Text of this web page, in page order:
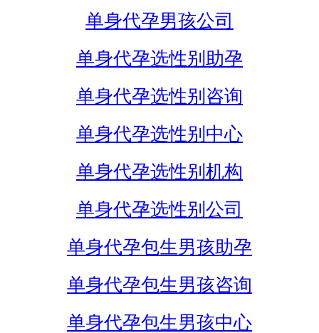
单身代孕男孩公司
单身代孕选性别助孕
单身代孕选性别咨询
单身代孕选性别中心
单身代孕选性别机构
单身代孕选性别公司
单身代孕包生男孩助孕
单身代孕包生男孩咨询
单身代孕包生男孩中心